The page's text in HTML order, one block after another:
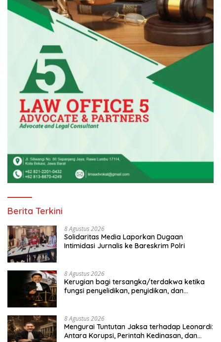
Berita Terkini
8 Agustus 2026
Solidaritas Media Laporkan Dugaan
Intimidasi Jurnalis ke Bareskrim Polri
8 Agustus 2026
Kerugian bagi tersangka/terdakwa ketika
fungsi penyelidikan, penyidikan, dan
perkara koneksitas. Studi kasus dalam
penanganan perkara dugaan korupsi
pengadaan satelit Kemhan, dengan
8 Agustus 2026
Mengurai Tuntutan Jaksa terhadap Leonardi:
Antara Korupsi, Perintah Kedinasan, dan